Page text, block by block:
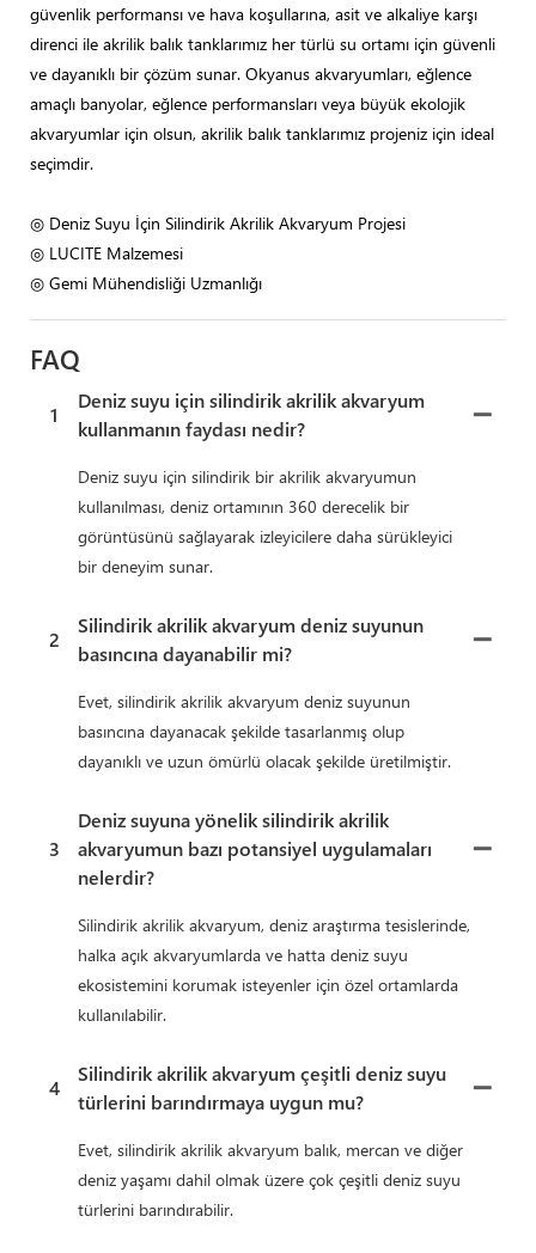
güvenlik performansı ve hava koşullarına, asit ve alkaliye karşı
direnci ile akrilik balık tanklarımız her türlü su ortamı için güvenli
ve dayanıklı bir çözüm sunar. Okyanus akvaryumları, eğlence
amaçlı banyolar, eğlence performansları veya büyük ekolojik
akvaryumlar için olsun, akrilik balık tanklarımız projeniz için ideal
seçimdir.
◎ Deniz Suyu İçin Silindirik Akrilik Akvaryum Projesi
◎ LUCITE Malzemesi
◎ Gemi Mühendisliği Uzmanlığı
FAQ
1
Deniz suyu için silindirik akrilik akvaryum
kullanmanın faydası nedir?
Deniz suyu için silindirik bir akrilik akvaryumun
kullanılması, deniz ortamının 360 derecelik bir
görüntüsünü sağlayarak izleyicilere daha sürükleyici
bir deneyim sunar.
2
Silindirik akrilik akvaryum deniz suyunun
basıncına dayanabilir mi?
Evet, silindirik akrilik akvaryum deniz suyunun
basıncına dayanacak şekilde tasarlanmış olup
dayanıklı ve uzun ömürlü olacak şekilde üretilmiştir.
3
Deniz suyuna yönelik silindirik akrilik
akvaryumun bazı potansiyel uygulamaları
nelerdir?
Silindirik akrilik akvaryum, deniz araştırma tesislerinde,
halka açık akvaryumlarda ve hatta deniz suyu
ekosistemini korumak isteyenler için özel ortamlarda
kullanılabilir.
4
Silindirik akrilik akvaryum çeşitli deniz suyu
türlerini barındırmaya uygun mu?
Evet, silindirik akrilik akvaryum balık, mercan ve diğer
deniz yaşamı dahil olmak üzere çok çeşitli deniz suyu
türlerini barındırabilir.